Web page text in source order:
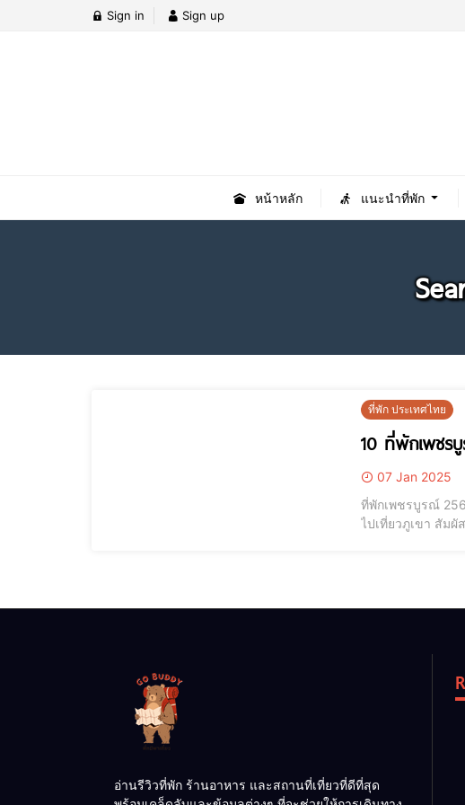
Sign in Sign up
หน้าหลัก แนะนำที่พัก
ที่พัก ประเทศไทย
10 ที่พักเพชร
07 Jan 2025
ที่พักเพชรบูรณ์
ไปเที่ยวภูเขา สัม
อ่านรีวิวที่พัก ร้านอาหาร และสถานที่เที่ยวที่ดีที่สุด